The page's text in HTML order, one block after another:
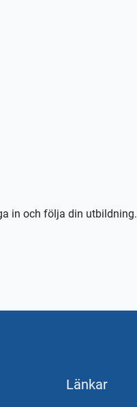
in och följa din utbildning.
Länkar